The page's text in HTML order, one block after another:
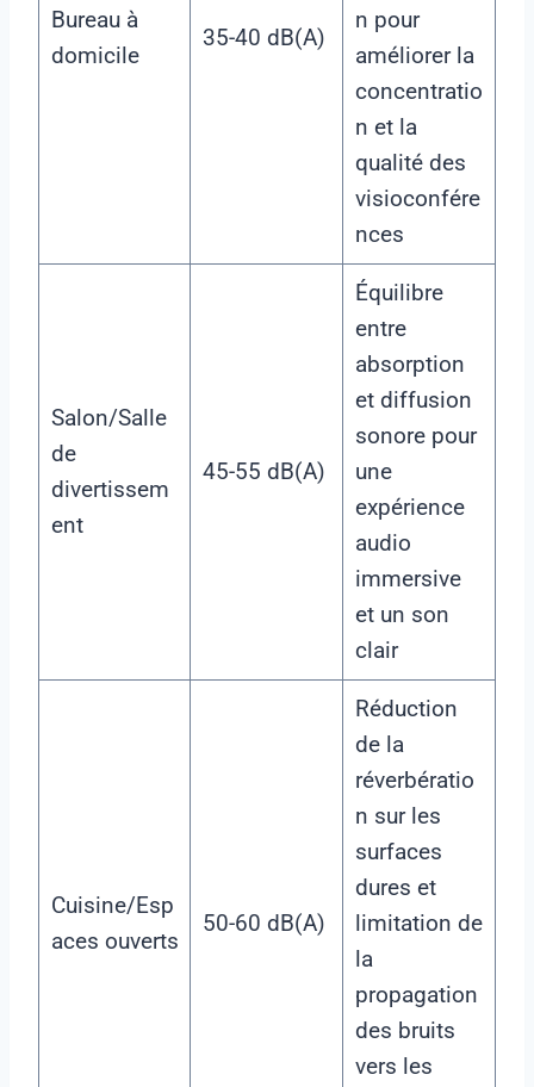
Bureau à
domicile
35-40 dB(A)
n pour
améliorer la
concentratio
n et la
qualité des
visioconfére
nces
Salon/Salle
de
divertissem
ent
45-55 dB(A)
Équilibre
entre
absorption
et diffusion
sonore pour
une
expérience
audio
immersive
et un son
clair
Cuisine/Esp
aces ouverts
50-60 dB(A)
Réduction
de la
réverbératio
n sur les
surfaces
dures et
limitation de
la
propagation
des bruits
vers les